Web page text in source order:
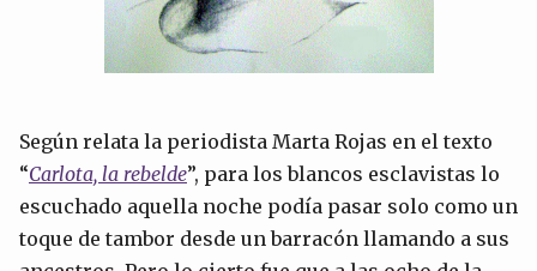
Según relata la periodista Marta Rojas en el texto
“Carlota, la rebelde”, para los blancos esclavistas lo
escuchado aquella noche podía pasar solo como un
toque de tambor desde un barracón llamando a sus